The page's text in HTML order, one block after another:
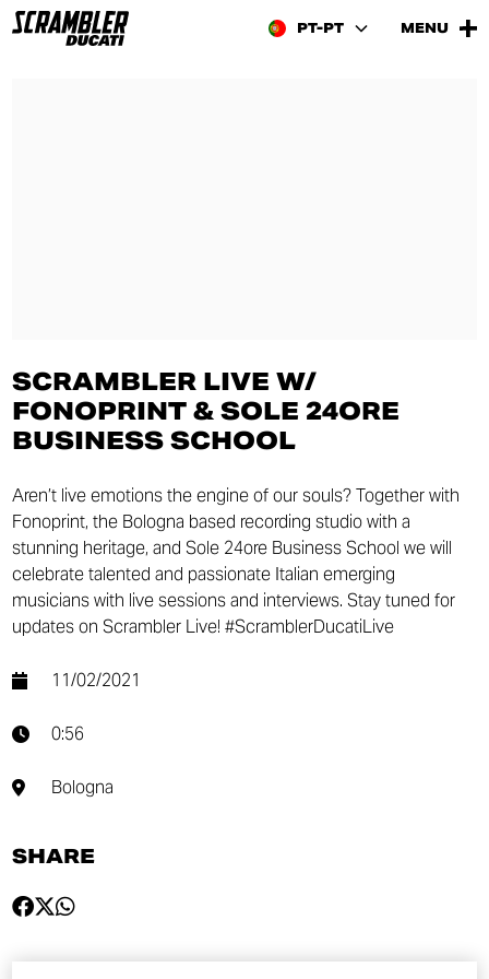
PT-PT MENU
SCRAMBLER LIVE W/
FONOPRINT & SOLE 24ORE
BUSINESS SCHOOL
Aren’t live emotions the engine of our souls? Together with
Fonoprint, the Bologna based recording studio with a
stunning heritage, and Sole 24ore Business School we will
celebrate talented and passionate Italian emerging
musicians with live sessions and interviews. Stay tuned for
updates on Scrambler Live! #ScramblerDucatiLive
11/02/2021
0:56
Bologna
SHARE